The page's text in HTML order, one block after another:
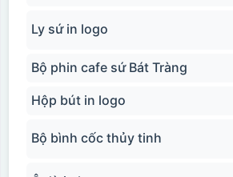
Ly sứ in logo
Bộ phin cafe sứ Bát Tràng
Hộp bút in logo
Bộ bình cốc thủy tinh